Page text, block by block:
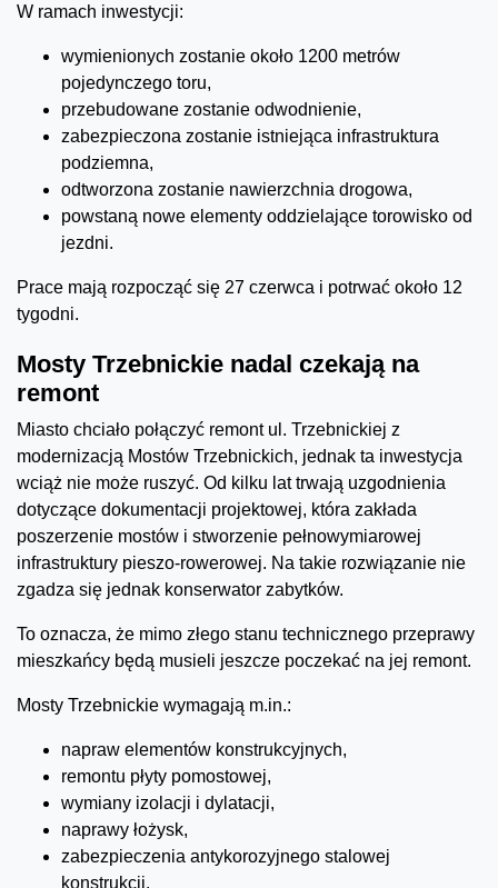
W ramach inwestycji:
wymienionych zostanie około 1200 metrów
pojedynczego toru,
przebudowane zostanie odwodnienie,
zabezpieczona zostanie istniejąca infrastruktura
podziemna,
odtworzona zostanie nawierzchnia drogowa,
powstaną nowe elementy oddzielające torowisko od
jezdni.
Prace mają rozpocząć się 27 czerwca i potrwać około 12
tygodni.
Mosty Trzebnickie nadal czekają na
remont
Miasto chciało połączyć remont ul. Trzebnickiej z
modernizacją Mostów Trzebnickich, jednak ta inwestycja
wciąż nie może ruszyć. Od kilku lat trwają uzgodnienia
dotyczące dokumentacji projektowej, która zakłada
poszerzenie mostów i stworzenie pełnowymiarowej
infrastruktury pieszo-rowerowej. Na takie rozwiązanie nie
zgadza się jednak konserwator zabytków.
To oznacza, że mimo złego stanu technicznego przeprawy
mieszkańcy będą musieli jeszcze poczekać na jej remont.
Mosty Trzebnickie wymagają m.in.:
napraw elementów konstrukcyjnych,
remontu płyty pomostowej,
wymiany izolacji i dylatacji,
naprawy łożysk,
zabezpieczenia antykorozyjnego stalowej
konstrukcji.